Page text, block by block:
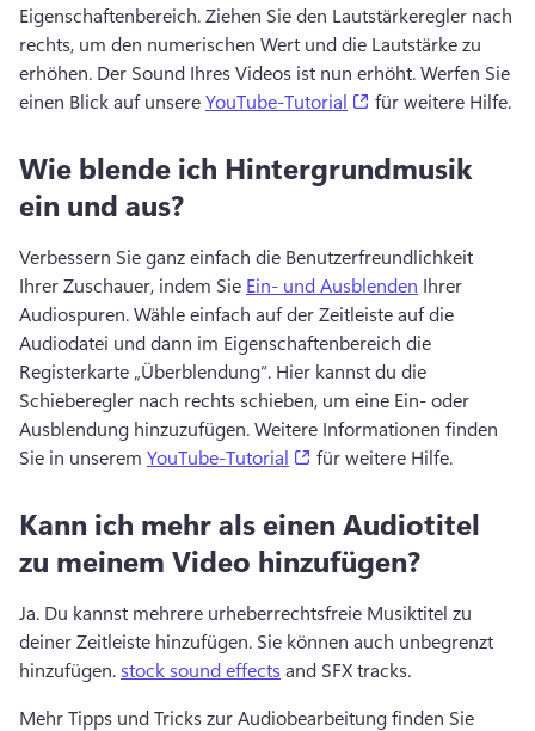
Eigenschaftenbereich. Ziehen Sie den Lautstärkeregler nach
rechts, um den numerischen Wert und die Lautstärke zu
erhöhen. Der Sound Ihres Videos ist nun erhöht. Werfen Sie
einen Blick auf unsere YouTube-Tutorial (opens in a new
Wie blende ich Hintergrundmusik
ein und aus?
Verbessern Sie ganz einfach die Benutzerfreundlichkeit
Ihrer Zuschauer, indem Sie Ein- und Ausblenden Ihrer
Audiospuren. Wähle einfach auf der Zeitleiste auf die
Audiodatei und dann im Eigenschaftenbereich die
Registerkarte „Überblendung“. Hier kannst du die
Schieberegler nach rechts schieben, um eine Ein- oder
Ausblendung hinzuzufügen. Weitere Informationen finden
Sie in unserem YouTube-Tutorial (opens in a new tab)
für weitere Hilfe.
Kann ich mehr als einen Audiotitel
zu meinem Video hinzufügen?
Ja. Du kannst mehrere urheberrechtsfreie Musiktitel zu
deiner Zeitleiste hinzufügen. Sie können auch unbegrenzt
hinzufügen. stock sound effects and SFX tracks.
Mehr Tipps und Tricks zur Audiobearbeitung finden Sie